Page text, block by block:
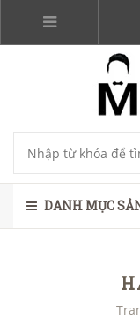
DANH MỤC